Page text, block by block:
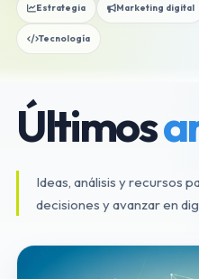
Estrategia Marketing digital
Tecnología
Últimos
Ideas, análisis y recursos
decisiones y avanzar en